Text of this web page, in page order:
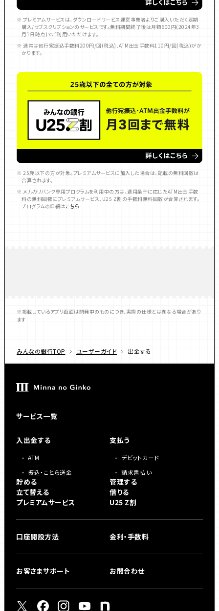
※ プレミアムサービスは、ダウンロードサービス運営事業者よりご購入いただく定期
購入/サブスクリプションのサービスです。無料期間終了後は月額600円(2024年3
月1日時点)でご利用いただけます。
※ 通常は他行宛振込手数料200円/回(税込)、ATM出金手数料110円/回(税込)がか
かります。
※ 25歳以下の方が対象。プレミアムサービスに加入した場合は、記載の無料回数は
合算されます。
※ メルカリバンク専用プログラムを利用中の方は、適用条件に応じたATM出金手数
料の無料回数にプレミアムサービス、U25 Z割の手数料無料回数が合算されます。
プログラムの詳細はこちら
※掲載しているアプリ画面は開発中のものにつき、実際の仕様とは異なる場合があり
ます
みんなの銀行TOP ユーザーガイド 出金する
サービス一覧
入出金する
ATM
振込・ことら送金
支払う
デビットカード
請求書払い
貯める
管理する
立て替える
借りる
プレミアムサービス
U25 Z割
口座開設方法 金利・手数料
お客さまサポート お問合わせ